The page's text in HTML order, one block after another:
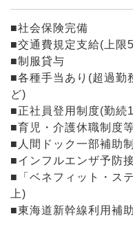
■社会保険完備
■交通費規定支給(上限
■制服貸与
■各種手当あり(超過勤
ど)
■正社員登用制度(勤続
■育児・介護休職制度
■人間ドック一部補助
■インフルエンザ予防
■「ベネフィット・ス
上)
■東海道新幹線利用補